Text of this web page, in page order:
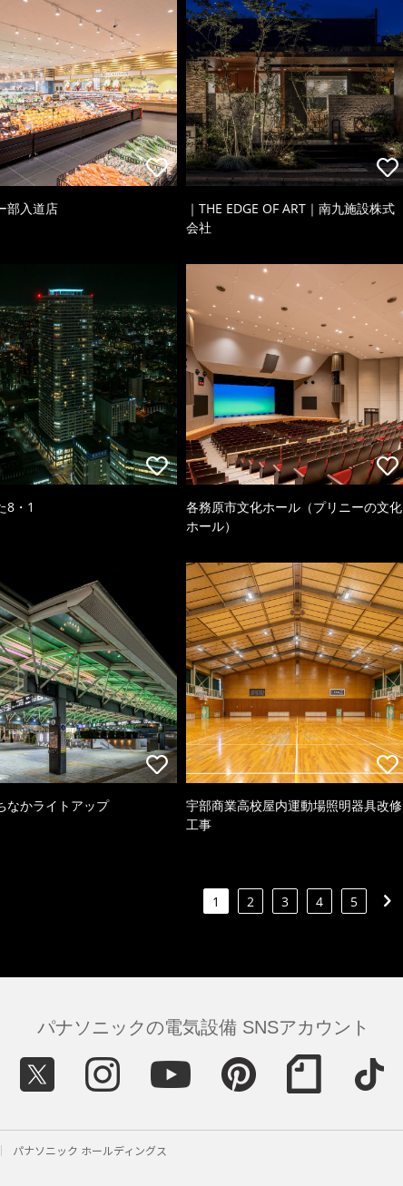
部入道店
｜THE EDGE OF ART｜南九施設株式
会社
8・1
各務原市文化ホール（プリニーの文化
ホール）
なかライトアップ
宇部商業高校屋内運動場照明器具改修
工事
1 2 3 4 5
パナソニックの電気設備 SNSアカウント
パナソニック ホールディングス